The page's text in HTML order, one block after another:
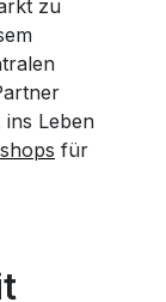
zu
ins Leben
für